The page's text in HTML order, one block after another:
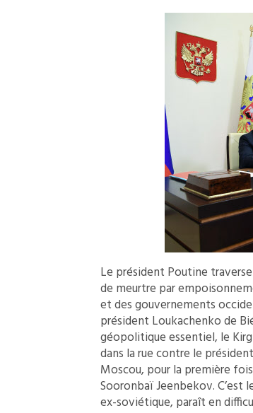
Le président Poutine
de meurtre par
et des gouvernements
président Loukachenko de
géopolitique essentiel, le
dans la rue contre le
Moscou, pour la première
Sooronbaï Jeenbekov. C’est
ex-soviétique, paraît en